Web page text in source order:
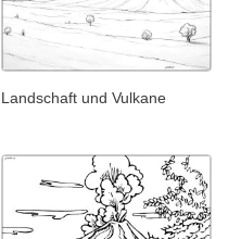
Landschaft und Vulkane